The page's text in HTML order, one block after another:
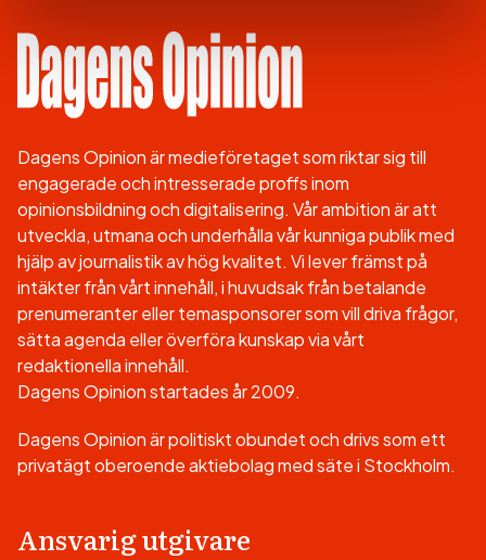
Dagens Opinion är medieföretaget som riktar sig till
engagerade och intresserade proffs inom
opinionsbildning och digitalisering. Vår ambition är att
utveckla, utmana och underhålla vår kunniga publik med
hjälp av journalistik av hög kvalitet. Vi lever främst på
intäkter från vårt innehåll, i huvudsak från betalande
prenumeranter eller temasponsorer som vill driva frågor,
sätta agenda eller överföra kunskap via vårt
redaktionella innehåll.
Dagens Opinion startades år 2009.
Dagens Opinion är politiskt obundet och drivs som ett
privatägt oberoende aktiebolag med säte i Stockholm.
Ansvarig utgivare